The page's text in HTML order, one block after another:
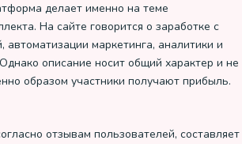
делает именно на теме
На сайте говорится о заработке с
маркетинга, аналитики и
описание носит общий характер и не
образом участники получают прибыль.
отзывам пользователей, составляет